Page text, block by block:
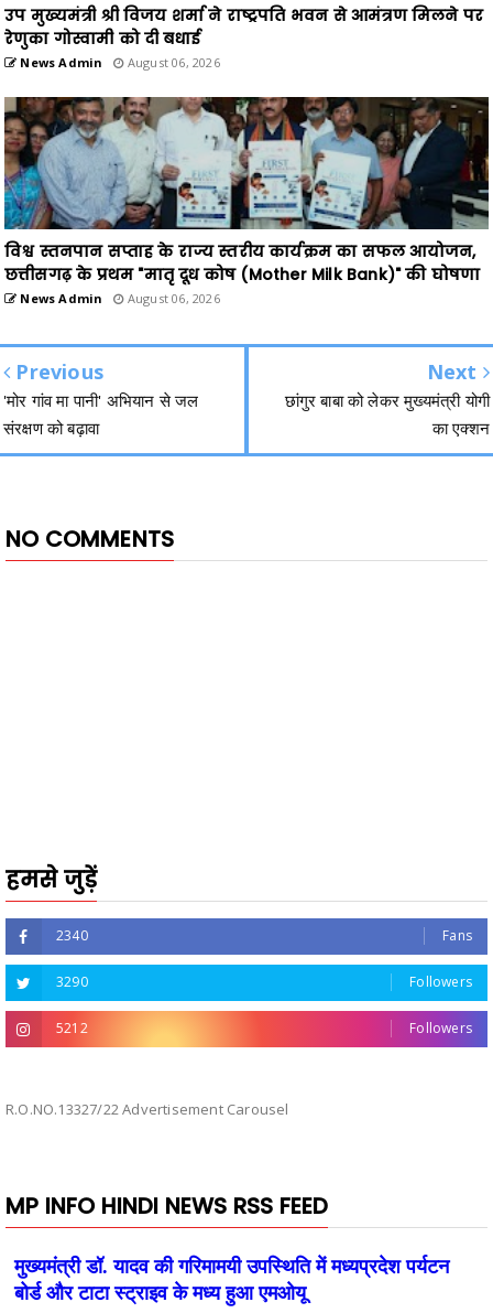
उप मुख्यमंत्री श्री विजय शर्मा ने राष्ट्रपति भवन से आमंत्रण मिलने पर
रेणुका गोस्वामी को दी बधाई
News Admin August 06, 2026
विश्व स्तनपान सप्ताह के राज्य स्तरीय कार्यक्रम का सफल आयोजन,
छत्तीसगढ़ के प्रथम "मातृ दूध कोष (Mother Milk Bank)" की घोषणा
News Admin August 06, 2026
Previous
'मोर गांव मा पानी' अभियान से जल
संरक्षण को बढ़ावा
Next
छांगुर बाबा को लेकर मुख्यमंत्री योगी
का एक्शन
NO COMMENTS
हमसे जुड़ें
2340 Fans
3290 Followers
5212 Followers
R.O.NO.13327/22 Advertisement Carousel
MP INFO HINDI NEWS RSS FEED